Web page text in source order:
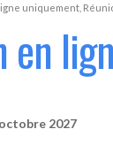
uniquement
en
2027